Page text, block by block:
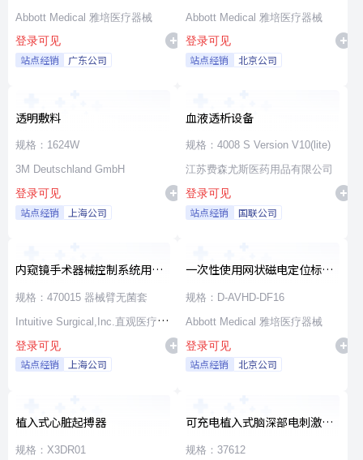
Abbott Medical 雅培医疗器械
登录可见
站点经销 广东公司
Abbott Medical 雅培医疗器械
登录可见
站点经销 北京公司
透明敷料
规格：1624W
3M Deutschland GmbH
登录可见
站点经销 上海公司
血液透析设备
规格：4008 S Version V10(lite)
江苏费森尤斯医药用品有限公司
登录可见
站点经销 国联公司
内窥镜手术器械控制系统用无
源器械和附件
规格：470015 器械臂无菌套
Intuitive Surgical,Inc.直观医疗公
司
登录可见
站点经销 上海公司
一次性使用网状磁电定位标测
导管
规格：D-AVHD-DF16
Abbott Medical 雅培医疗器械
登录可见
站点经销 北京公司
植入式心脏起搏器
规格：X3DR01
可充电植入式脑深部电刺激脉
冲发生器套件
规格：37612